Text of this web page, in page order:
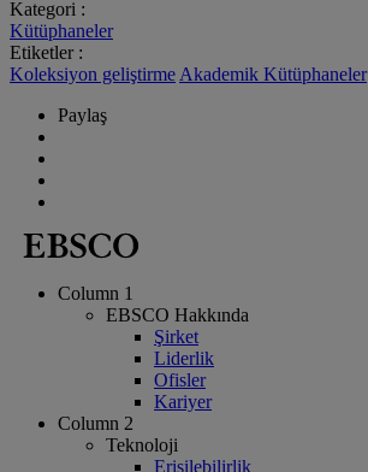
Kategori :
Kütüphaneler
Etiketler :
Koleksiyon geliştirmeAkademik Kütüphaneler
Paylaş
Column 1
EBSCO Hakkında
Şirket
Liderlik
Ofisler
Kariyer
Column 2
Teknoloji
Erişilebilirlik